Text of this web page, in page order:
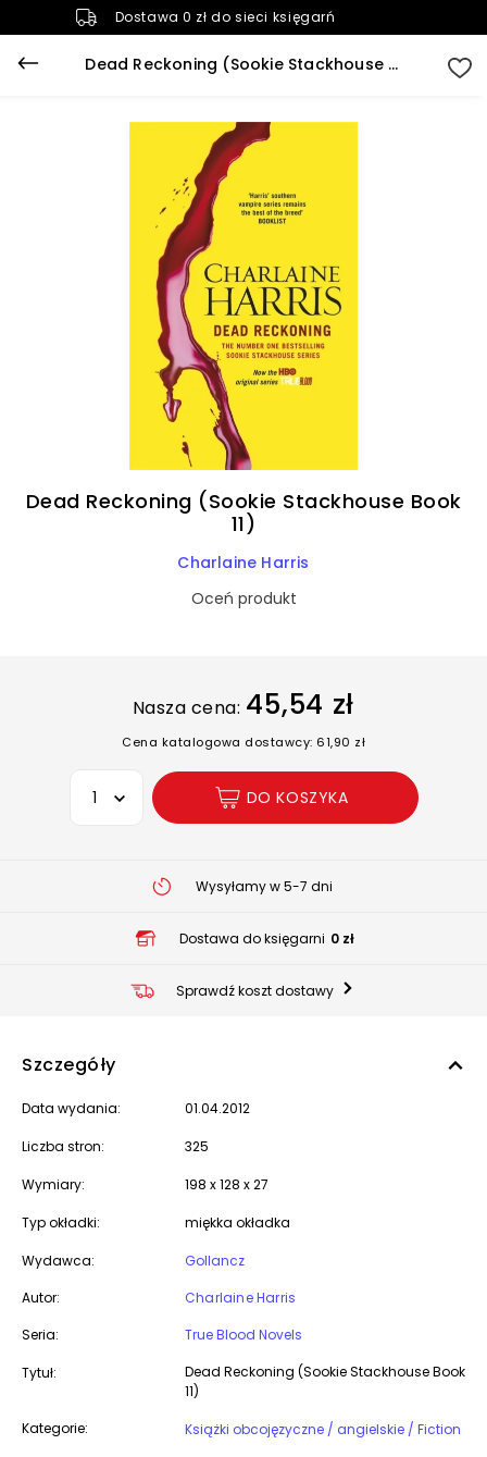
Dostawa 0 zł do sieci księgarń
Dead Reckoning (Sookie Stackhouse Book 11)
Dead Reckoning (Sookie Stackhouse Book
11)
Charlaine Harris
Oceń produkt
Nasza cena: 45,54 zł
Cena katalogowa dostawcy: 61,90 zł
Wybierz opcję
DO KOSZYKA
Wysyłamy w 5-7 dni
Dostawa do księgarni 0 zł
Sprawdź koszt dostawy
Szczegóły
Data wydania: 01.04.2012
Liczba stron: 325
Wymiary: 198 x 128 x 27
Typ okładki: miękka okładka
Wydawca:
Gollancz
Autor:
Charlaine Harris
Seria:
True Blood Novels
Tytuł:
Dead Reckoning (Sookie Stackhouse Book
11)
Kategorie:
Książki obcojęzyczne / angielskie / Fiction